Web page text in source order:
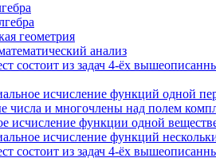
геометрия
анализ
состоит из задач 4-ёх
исчисление функций одной
числа и многочлены над полем
исчисление функции одной
исчисление функций
состоит из задач 4-ёх